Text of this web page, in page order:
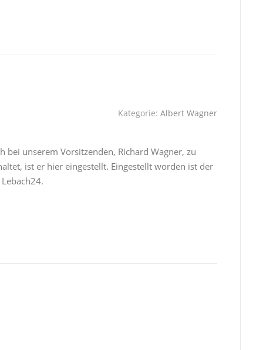
Kategorie: Albert Wagner
bei unserem Vorsitzenden, Richard Wagner, zu
ist er hier eingestellt. Eingestellt worden ist der